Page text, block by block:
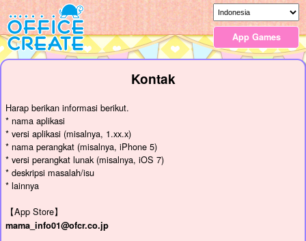
App Games
Kontak
Harap berikan informasi berikut.
* nama aplikasi
* versi aplikasi (misalnya, 1.xx.x)
* nama perangkat (misalnya, iPhone 5)
* versi perangkat lunak (misalnya, iOS 7)
* deskripsi masalah/isu
* lainnya
【App Store】
mama_info01@ofcr.co.jp